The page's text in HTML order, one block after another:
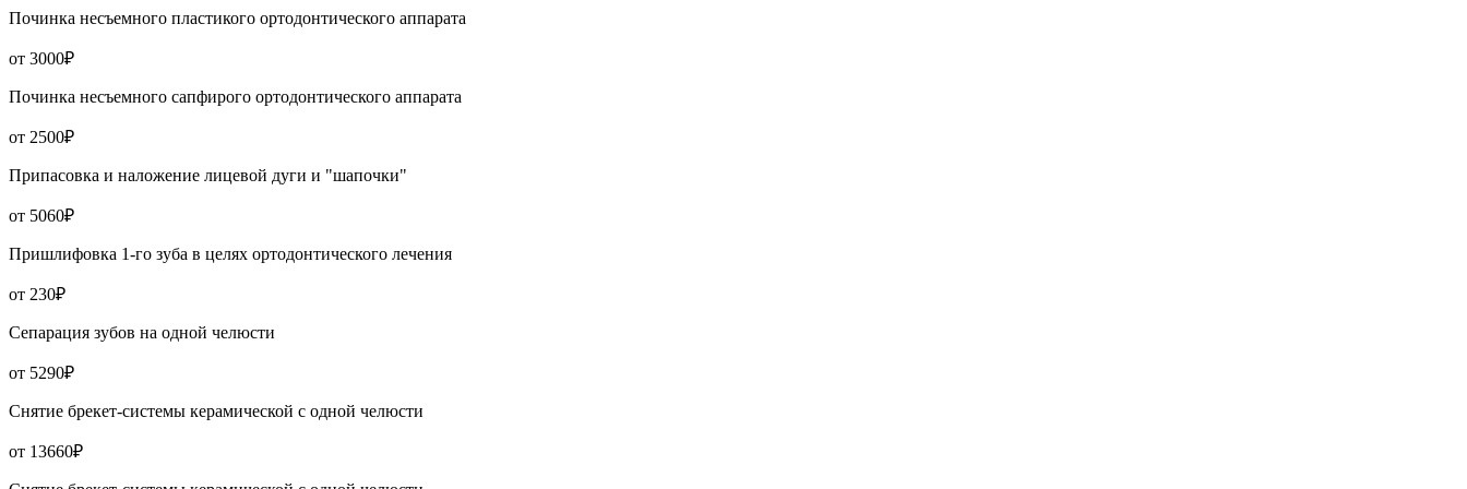
Починка несъемного пластикого ортодонтического аппарата
от 3000₽
Починка несъемного сапфирого ортодонтического аппарата
от 2500₽
Припасовка и наложение лицевой дуги и "шапочки"
от 5060₽
Пришлифовка 1-го зуба в целях ортодонтического лечения
от 230₽
Сепарация зубов на одной челюсти
от 5290₽
Снятие брекет-системы керамической с одной челюсти
от 13660₽